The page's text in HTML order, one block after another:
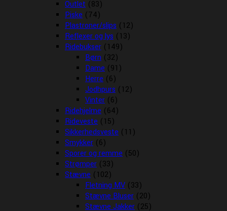
Outlet (83)
Piske (74)
Plastroner/slips (12)
Reflexer og lys (13)
Ridebukser (149)
Børn (32)
Dame (91)
Herre (6)
Jodhpurs (12)
Vinter (6)
Ridehjelme (64)
Rideveste (15)
Sikkerhedsveste (11)
Smykker (6)
Sporer og remme (50)
Strømper (33)
Stævne (102)
Fletning MV (33)
Stævne Bluser (20)
Stævne Jakker (25)